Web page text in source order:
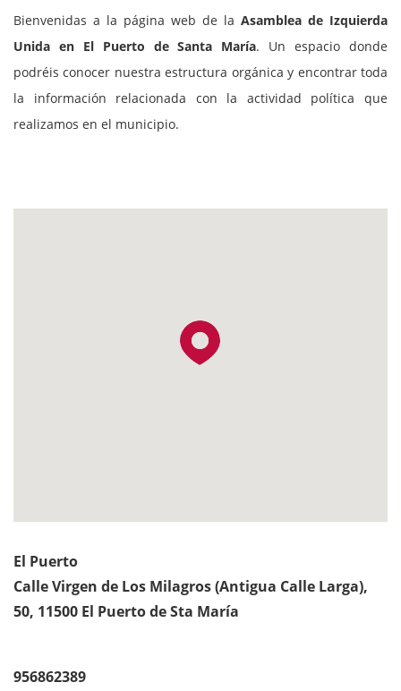
Bienvenidas a la página web de la Asamblea de Izquierda
Unida en El Puerto de Santa María. Un espacio donde
podréis conocer nuestra estructura orgánica y encontrar toda
la información relacionada con la actividad política que
realizamos en el municipio.
El Puerto
Calle Virgen de Los Milagros (Antigua Calle Larga),
50, 11500 El Puerto de Sta María
956862389